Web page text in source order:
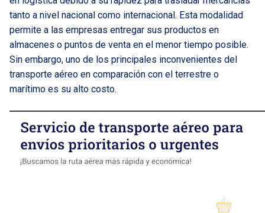
tanto a nivel nacional como internacional. Esta modalidad
permite a las empresas entregar sus productos en
almacenes o puntos de venta en el menor tiempo posible.
Sin embargo, uno de los principales inconvenientes del
transporte aéreo en comparación con el terrestre o
marítimo es su alto costo.